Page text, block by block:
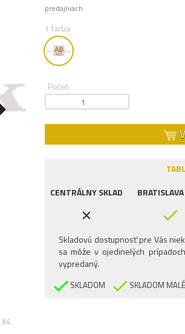
predajniach.
1 farba
Počet
CENTRÁLNY SKLAD
Skladovú dostupnosť pre Vás
sa môže v ojedinelých
vypredaný.
SKLADOM SKLADOM